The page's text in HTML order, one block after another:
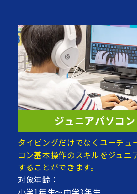
ジュニアパソコ
タイピングだけでなくユーチュ
コン基本操作のスキルをジュニ
することができます。
対象年齢：
小学1年生～中学3年生